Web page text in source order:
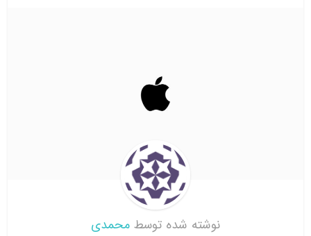
نوشته شده توسط محمدی